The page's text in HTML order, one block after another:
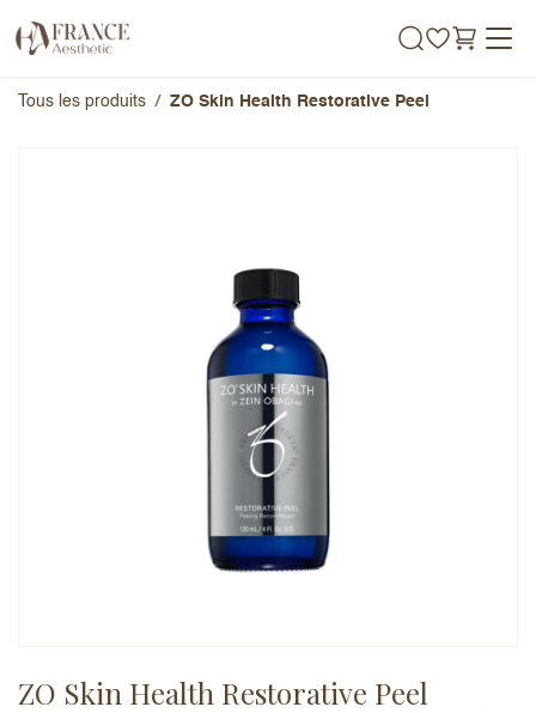
Tous les produits ZO Skin Health Restorative Peel
ZO Skin Health Restorative Peel